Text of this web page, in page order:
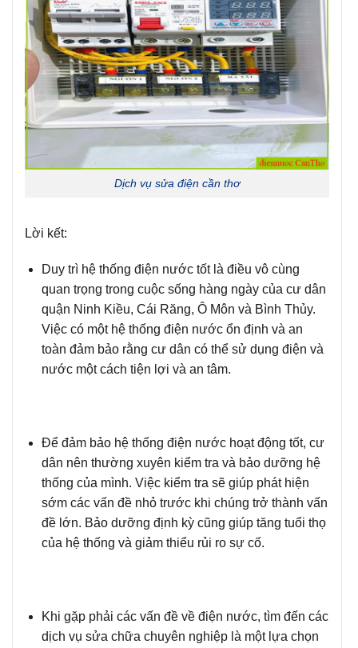
Dịch vụ sửa điện cần thơ
Lời kết:
Duy trì hệ thống điện nướctốt là điều vô cùng
quan trọng trong cuộc sống hàng ngày của cư dân
quận Ninh Kiều, Cái Răng, Ô Môn và Bình Thủy.
Việc có một hệ thống điện nước ổn định và an
toàn đảm bảo rằng cư dân có thể sử dụng điện và
nước một cách tiện lợi và an tâm.
Để đảm bảo hệ thống điện nướchoạt động tốt, cư
dân nên thường xuyên kiểm tra và bảo dưỡng hệ
thống của mình. Việc kiểm tra sẽ giúp phát hiện
sớm các vấn đề nhỏ trước khi chúng trở thành vấn
đề lớn. Bảo dưỡng định kỳ cũng giúp tăng tuổi thọ
của hệ thống và giảm thiểu rủi ro sự cố.
Khi gặp phải các vấn đề về điện nước, tìm đến các
dịch vụ sửa chữa chuyên nghiệp là một lựa chọn